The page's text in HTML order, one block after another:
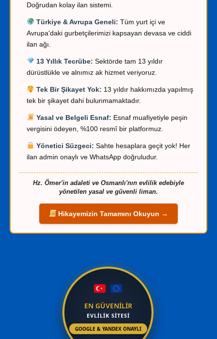
Doğrudan kolay ilan sistemi.
Türkiye & Avrupa Geneli: Tüm yurt içi ve
Avrupa'daki gurbetçilerimizi kapsayan devasa ve ciddi
ilan ağı.
13 Yıllık Tecrübe: Sektörde tam 13 yıldır
dürüstlükle ve alnımız ak hizmet veriyoruz.
Tek Bir Şikayet Yok: 13 yıldır hakkımızda yapılmış
tek bir şikayet dahi bulunmamaktadır.
Yasal ve Belgeli Esnaf: Esnaf muafiyetiyle peşin
vergisini ödeyen, %100 resmî bir platformuz.
Yönetici Süzgeci: Sahte hesaplara geçit yok! Her
ilan admin onaylı ve WhatsApp doğruludur.
Hz. Ömer'in adaleti ve Osmanlı'nın evlilik edebiyle
yönetilen yasal ve güvenli liman.
Hikayemizin Tamamını Okuyun →
EN GÜVENİLİR
EVLİLİK SİTESİ
GOOGLE & YANDEX ONAYLI